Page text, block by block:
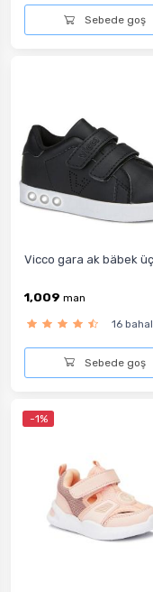
Sebede goş
Vicco gara ak bäbek
1,009 man
16
Sebede goş
-1%